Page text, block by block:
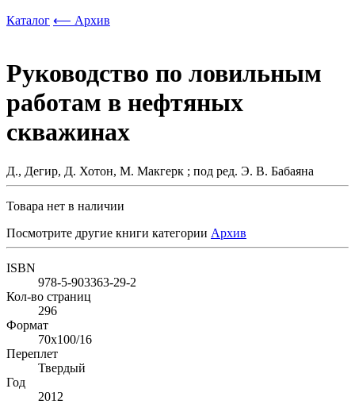
Каталог ⟵ Архив
Руководство по ловильным
работам в нефтяных
скважинах
Д., Дегир, Д. Хотон, М. Макгерк ; под ред. Э. В. Бабаяна
Товара нет в наличии
Посмотрите другие книги категории Архив
ISBN
978-5-903363-29-2
Кол-во страниц
296
Формат
70х100/16
Переплет
Твердый
Год
2012